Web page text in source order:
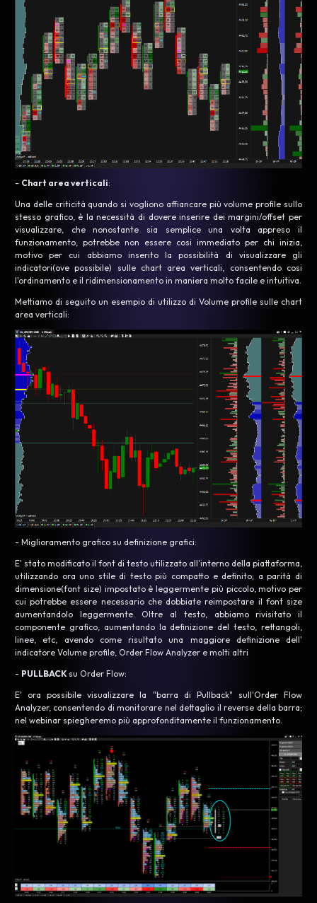
- Chart area verticali:
Una delle criticità quando si vogliono affiancare più volume profile sullo
stesso grafico, è la necessità di dovere inserire dei margini/offset per
visualizzare, che nonostante sia semplice una volta appreso il
funzionamento, potrebbe non essere cosi immediato per chi inizia,
motivo per cui abbiamo inserito la possibilità di visualizzare gli
indicatori(ove possibile) sulle chart area verticali, consentendo cosi
l'ordinamento e il ridimensionamento in maniera molto facile e intuitiva.
Mettiamo di seguito un esempio di utilizzo di Volume profile sulle chart
area verticali:
- Miglioramento grafico su definizione grafici:
E' stato modificato il font di testo utilizzato all'interno della piattaforma,
utilizzando ora uno stile di testo più compatto e definito; a parità di
dimensione(font size) impostato è leggermente più piccolo, motivo per
cui potrebbe essere necessario che dobbiate reimpostare il font size
aumentandolo leggermente. Oltre al testo, abbiamo rivisitato il
componente grafico, aumentando la definizione del testo, rettangoli,
linee, etc, avendo come risultato una maggiore definizione dell'
indicatore Volume profile, Order Flow Analyzer e molti altri
- PULLBACK su Order Flow:
E' ora possibile visualizzare la "barra di Pullback" sull'Order Flow
Analyzer, consentendo di monitorare nel dettaglio il reverse della barra;
nel webinar spiegheremo più approfonditamente il funzionamento.